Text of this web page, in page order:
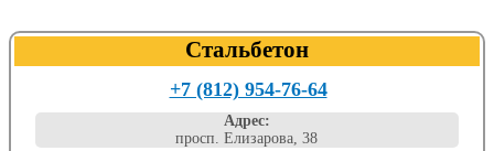
Стальбетон
+7 (812) 954-76-64
Адрес:
просп. Елизарова, 38